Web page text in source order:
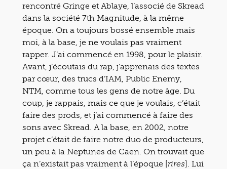
rencontré Gringe et Ablaye, l’associé de Skread
dans la société 7th Magnitude, à la même
époque. On a toujours bossé ensemble mais
moi, à la base, je ne voulais pas vraiment
rapper. J’ai commencé en 1998, pour le plaisir.
Avant, j’écoutais du rap, j’apprenais des textes
par cœur, des trucs d’IAM, Public Enemy,
NTM, comme tous les gens de notre âge. Du
coup, je rappais, mais ce que je voulais, c’était
faire des prods, et j’ai commencé à faire des
sons avec Skread. A la base, en 2002, notre
projet c’était de faire notre duo de producteurs,
un peu à la Neptunes de Caen. On trouvait que
ça n’existait pas vraiment à l’époque [rires]. Lui